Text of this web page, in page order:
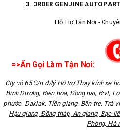
3. ORDER GENUINE AUTO
Hỗ Trợ Tận Nơi -
=>Ấn Gọi Làm Tận Nơi:
Cty có 65 C/n đ/lý Hỗ trợ Thay kính xe
Bình Dương, Biên hòa, Đồng nai, Brvt,
phước, Daklak, Tiền giang, Bến tre, Trà
Hậu giang, Đồng tháp, An giang, Bạc
Phòng, Hà